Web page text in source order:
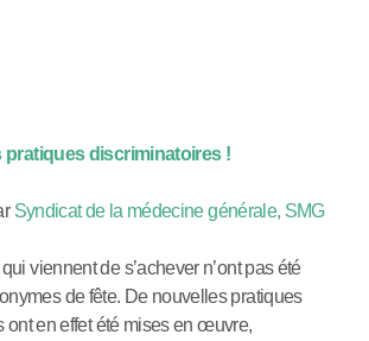
pratiques discriminatoires !
Syndicat de la médecine générale, SMG
viennent de s’achever n’ont pas été
de fête. De nouvelles pratiques
ont en effet été mises en œuvre,